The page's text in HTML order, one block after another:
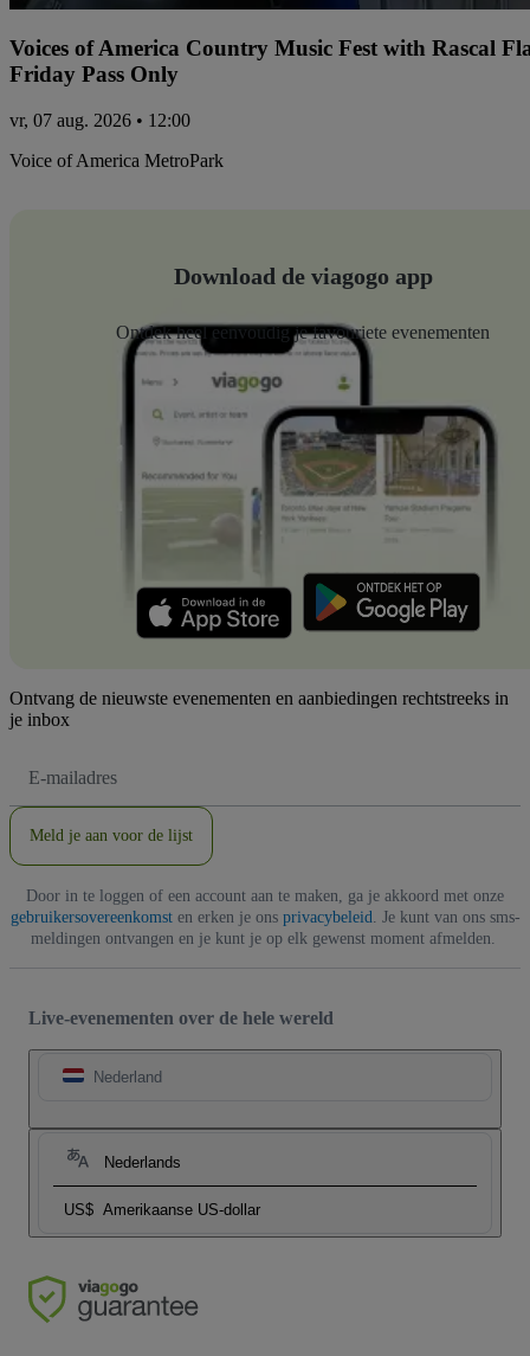
Voices of America Country Music Fest with Rascal
Friday Pass Only
vr, 07 aug. 2026 • 12:00
Voice of America MetroPark
Download de viagogo app
Ontdek heel eenvoudig je favouriete evenementen
Ontvang de nieuwste evenementen en aanbiedingen rechtstreeks in
je inbox
mailadres
Meld je aan voor de lijst
Door in te loggen of een account aan te maken, ga je akkoord met onze
gebruikersovereenkomsten erken je ons privacybeleid. Je kunt van ons sms-
meldingen ontvangen en je kunt je op elk gewenst moment afmelden.
Live-evenementen over de hele wereld
Nederland
Nederlands
US$ Amerikaanse US-dollar